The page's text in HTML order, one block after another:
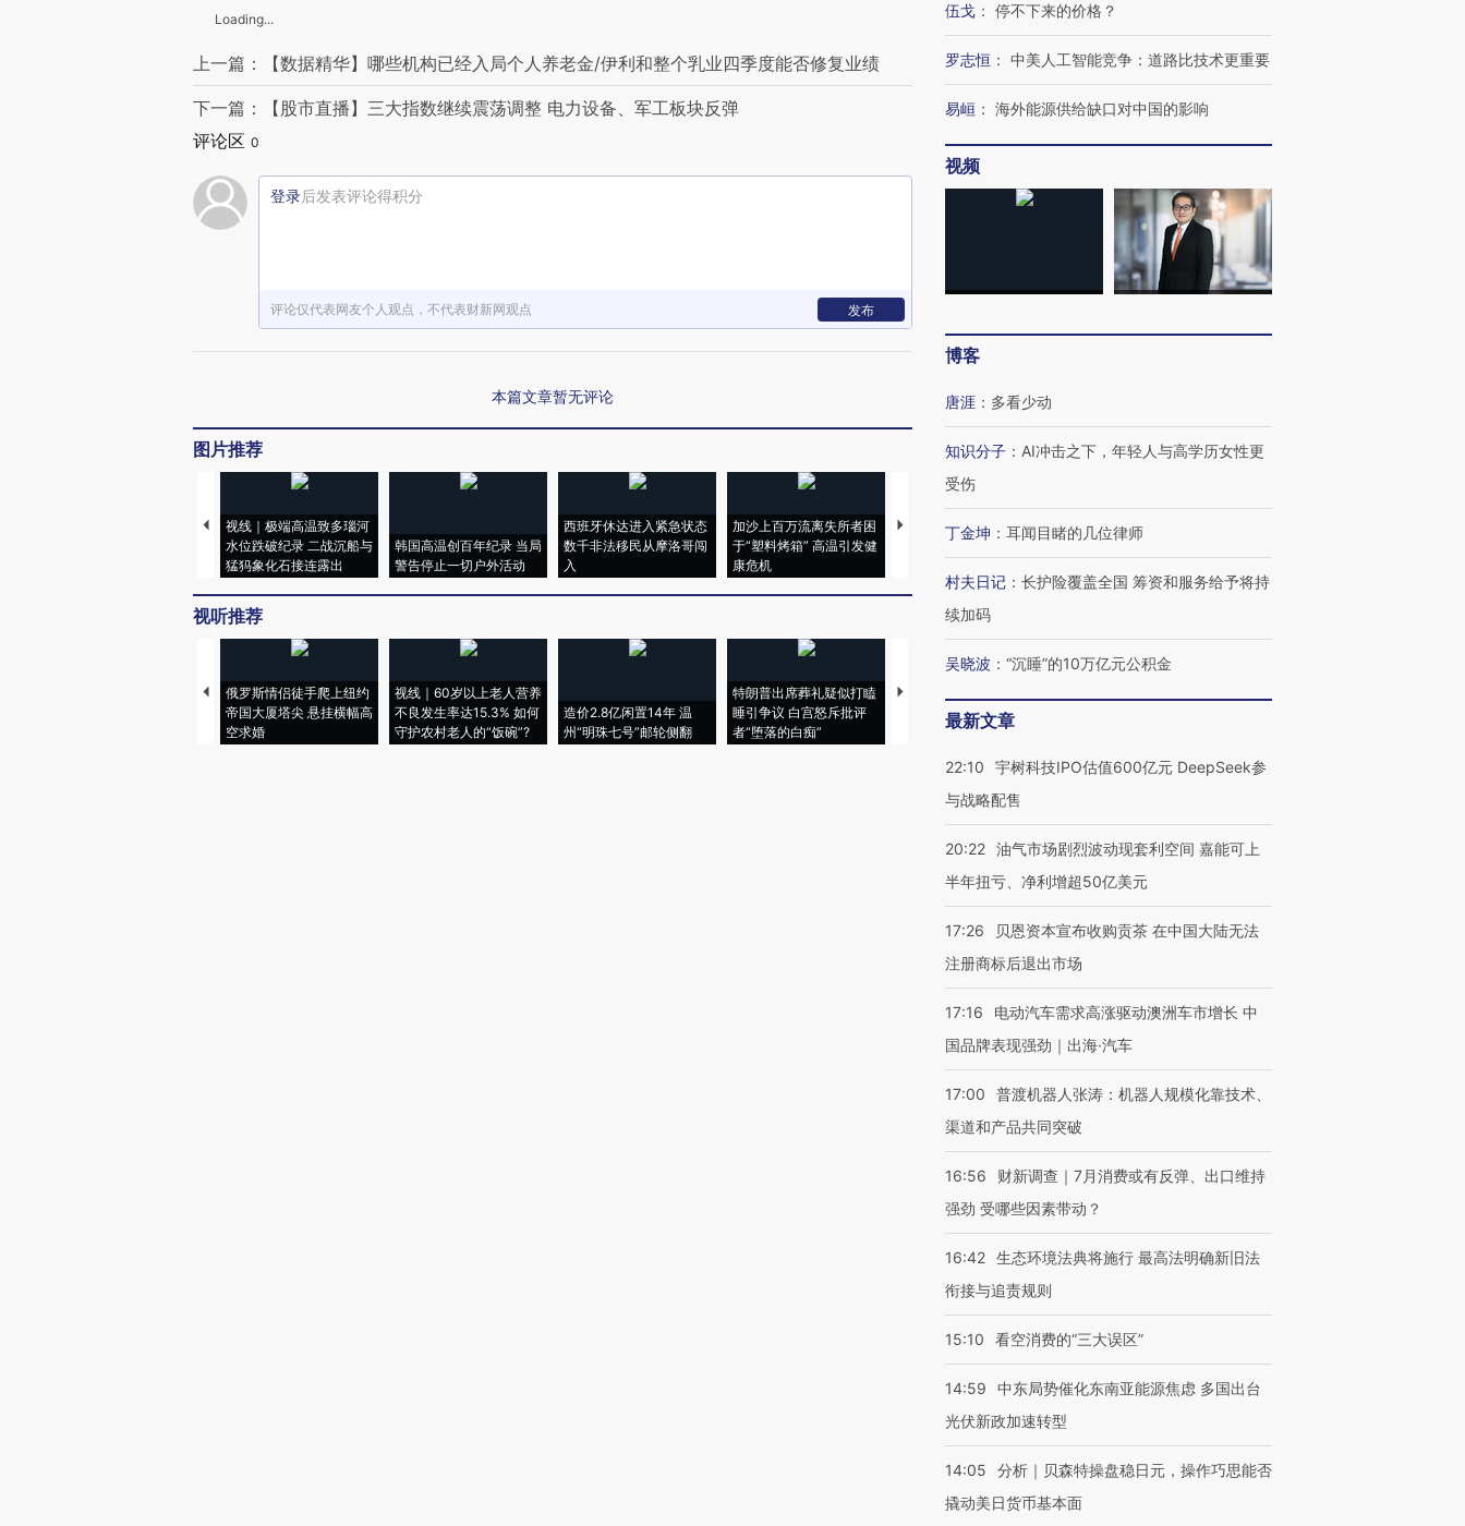
Loading...
上一篇：【数据精华】哪些机构已经入局个人养老金/伊利和整个乳业四季度能否修复业绩
下一篇：【股市直播】三大指数继续震荡调整 电力设备、军工板块反弹
评论区 0
登录后发表评论得积分
评论仅代表网友个人观点，不代表财新网观点 发布
本篇文章暂无评论
图片推荐
视线｜极端高温致多瑙河
水位跌破纪录 二战沉船与
猛犸象化石接连露出
韩国高温创百年纪录 当局
警告停止一切户外活动
西班牙休达进入紧急状态
数千非法移民从摩洛哥闯
入
加沙上百万流离失所者困
于“塑料烤箱” 高温引发健
康危机
视线｜HYROX的吸金
术：是什么让中产们甘
马航飞行员跨国走私7万
粒摇头丸 尿检体内含3种
视听推荐
俄罗斯情侣徒手爬上纽约
帝国大厦塔尖 悬挂横幅高
空求婚
视线｜60岁以上老人营养
不良发生率达15.3% 如何
守护农村老人的“饭碗”?
造价2.8亿闲置14年 温
州“明珠七号”邮轮侧翻
特朗普出席葬礼疑似打瞌
睡引争议 白宫怒斥批评
者“堕落的白痴”
视线｜全球最热百城独占
97个 印度如何熬过48°C
伍戈 ： 停不下来的价格？
罗志恒 ： 中美人工智能竞争：道路比技术更重要
易峘 ： 海外能源供给缺口对中国的影响
视频
博客
唐涯 ： 多看少动
知识分子 ： AI冲击之下，年轻人与高学历女性更
受伤
丁金坤 ： 耳闻目睹的几位律师
村夫日记 ： 长护险覆盖全国 筹资和服务给予将持
续加码
吴晓波 ： “沉睡”的10万亿元公积金
最新文章
22:10
宇树科技IPO估值600亿元 DeepSeek参
与战略配售
20:22 油气市场剧烈波动现套利空间 嘉能可上
半年扭亏、净利增超50亿美元
17:26
贝恩资本宣布收购贡茶 在中国大陆无法
注册商标后退出市场
17:16
电动汽车需求高涨驱动澳洲车市增长 中
国品牌表现强劲｜出海·汽车
17:00
普渡机器人张涛：机器人规模化靠技术、
渠道和产品共同突破
16:56
财新调查｜7月消费或有反弹、出口维持
强劲 受哪些因素带动？
16:42 生态环境法典将施行 最高法明确新旧法
衔接与追责规则
15:10 看空消费的“三大误区”
14:59
中东局势催化东南亚能源焦虑 多国出台
光伏新政加速转型
14:05
分析｜贝森特操盘稳日元，操作巧思能否
撬动美日货币基本面